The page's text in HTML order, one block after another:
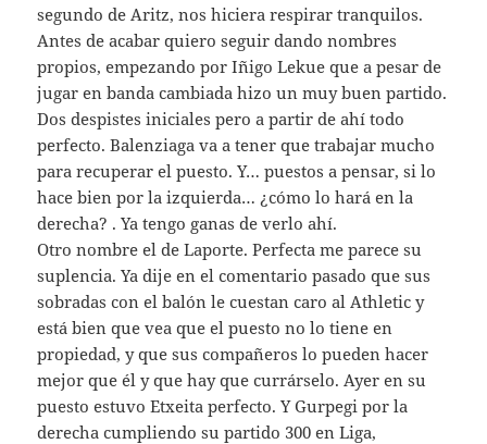
segundo de Aritz, nos hiciera respirar tranquilos.
Antes de acabar quiero seguir dando nombres
propios, empezando por Iñigo Lekue que a pesar de
jugar en banda cambiada hizo un muy buen partido.
Dos despistes iniciales pero a partir de ahí todo
perfecto. Balenziaga va a tener que trabajar mucho
para recuperar el puesto. Y… puestos a pensar, si lo
hace bien por la izquierda… ¿cómo lo hará en la
derecha? . Ya tengo ganas de verlo ahí.
Otro nombre el de Laporte. Perfecta me parece su
suplencia. Ya dije en el comentario pasado que sus
sobradas con el balón le cuestan caro al Athletic y
está bien que vea que el puesto no lo tiene en
propiedad, y que sus compañeros lo pueden hacer
mejor que él y que hay que currárselo. Ayer en su
puesto estuvo Etxeita perfecto. Y Gurpegi por la
derecha cumpliendo su partido 300 en Liga,